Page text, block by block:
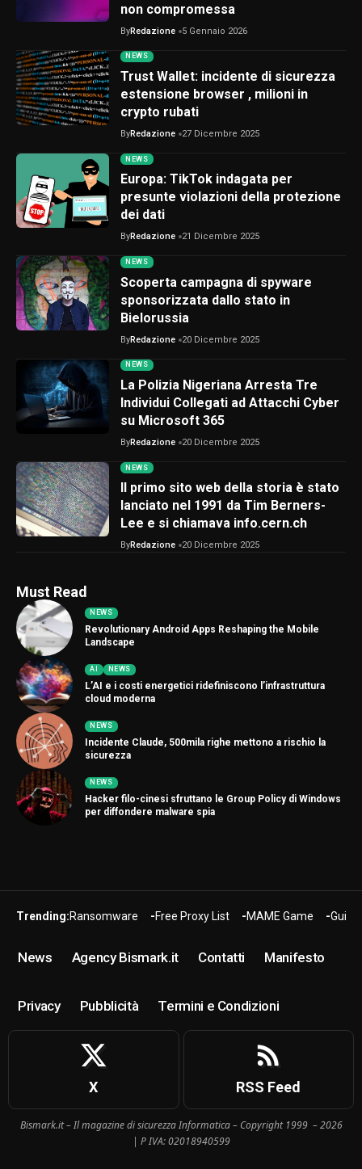
non compromessa
ByRedazione 5 Gennaio 2026
NEWS
Trust Wallet: incidente di sicurezza
estensione browser , milioni in
crypto rubati
ByRedazione 27 Dicembre 2025
NEWS
Europa: TikTok indagata per
presunte violazioni della protezione
dei dati
ByRedazione 21 Dicembre 2025
NEWS
Scoperta campagna di spyware
sponsorizzata dallo stato in
Bielorussia
ByRedazione 20 Dicembre 2025
NEWS
La Polizia Nigeriana Arresta Tre
Individui Collegati ad Attacchi Cyber
su Microsoft 365
ByRedazione 20 Dicembre 2025
NEWS
Il primo sito web della storia è stato
lanciato nel 1991 da Tim Berners-
Lee e si chiamava info.cern.ch
ByRedazione 20 Dicembre 2025
Must Read
NEWS
Revolutionary Android Apps Reshaping the Mobile
Landscape
AI NEWS
L’AI e i costi energetici ridefiniscono l’infrastruttura
cloud moderna
NEWS
Incidente Claude, 500mila righe mettono a rischio la
sicurezza
NEWS
Hacker filo-cinesi sfruttano le Group Policy di Windows
per diffondere malware spia
Trending:Ransomware Free Proxy List MAME Game Guide
News Agency Bismark.it Contatti Manifesto
Privacy Pubblicità Termini e Condizioni
X RSS Feed
Bismark.it – Il magazine di sicurezza Informatica – Copyright 1999 – 2026
| P IVA: 02018940599